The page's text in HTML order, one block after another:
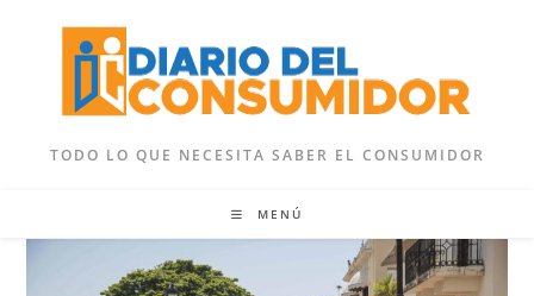
contenido
TODO LO QUE NECESITA SABER EL CONSUMIDOR
MENÚ